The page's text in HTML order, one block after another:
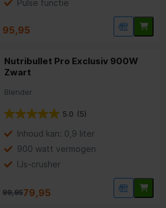
Pulse functie
95,95
Nutribullet Pro Exclusiv 900W
Zwart
Blender
5.0 (5)
Inhoud kan: 0,9 liter
900 watt vermogen
IJs-crusher
99,9579,95